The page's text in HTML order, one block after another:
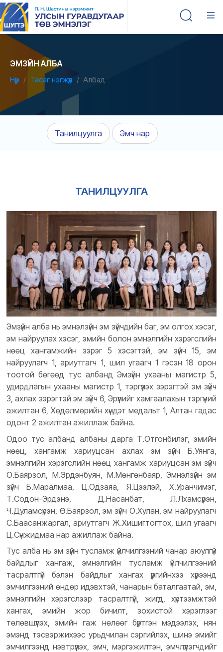
ЭМЗҮЙН АЛБА
Нүүр Тасаг нэгжүүд Албад
Танилцуулга Эмч нар
ТАНИЛЦУУЛГА
Эмзүйн алба нь эмнэлзүйн эм зүйчдийн баг, эм олгох хэсэг,
эм найруулах хэсэг, эмийн болон эмнэлгийн хэрэгслийн
нөөц хангамжийн зэрэг 5 хэсэгтэй, эм зүйч 15, эм
найруулагч 1, ариутгагч 1, шил угаагч 1 гэсэн 18 орон
тоотой бөгөөд тус албанд Эмзүйн ухааны магистр 5,
удирдлагын ухааны магистр 1, тэргүүлэх зэрэгтэй эм зүйч
3, ахлах зэрэгтэй эм зүйч 6, Эрүүлийг хамгаалахын тэргүүний
ажилтан 6, Хөдөлмөрийн хүндэт медальт 1, Алтан гадас
одонт 2 ажилтан ажиллаж байна.
Одоо тус албанд албаны дарга Т.Отгонбилэг, эмийн
нөөц, хангамж хариуцсан ахлах эм зүйч Б.Уянга,
эмнэлгийн хэрэгслийн нөөц хангамж хариуцсан эм зүйч
О.Баярзол, М.Эрдэнбуян, М.Мөнгөнбаяр, Эмнэлзүйн эм
зүйч Б.Маралмаа, Ц.Одзаяа, Я.Цээлэй, Х.Уранчимэг,
Т.Содон-Эрдэнэ, Д.Насанбат, Л.Лхамсүрэн,
Ч.Дуламсүрэн, Ө.Баярзол, эм зүйч О.Хулан, эм найруулагч
С.Баасанжаргал, ариутгагч Ж.Хишигтогтох, шил угаагч
Ц.Сүнжидмаа нар ажиллаж байна.
Тус алба нь эм зүйн тусламж үйлчилгээний чанар аюулгүй
байдлыг хангаж, эмнэлгийн тусламж үйлчилгээний
тасралтгүй бэлэн байдлыг хангах үүргийнхээ хүрээнд
эмчилгээний өндөр идэвхтэй, чанарын баталгаатай, эм,
эмнэлгийн хэрэгслээр тасралтгүй, жигд, хүртээмжтэй
хангах, эмийн жор бичилт, зохистой хэрэглээг
төлөвшүүлэх, эмийн гаж нөлөөг бүртгэн мэдээлэх, нян
эмэнд тэсвэржихээс урьдчилан сэргийлэх, шинэ эмийг
эмчилгээнд нэвтрүүлэх, эмч, мэргэжилтэн, эмчлүүлэгчдийг